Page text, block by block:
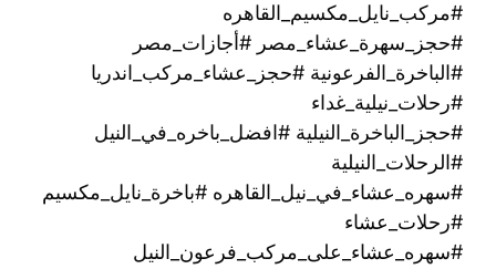
#مركب_نايل_مكسيم_القاهره
#حجز_سهرة_عشاء_مصر #أجازات_مصر
#الباخرة_الفرعونية #حجز_عشاء_مركب_اندريا
#رحلات_نيلية_غداء
#حجز_الباخرة_النيلية #افضل_باخره_في_النيل
#الرحلات_النيلية
#سهره_عشاء_في_نيل_القاهره‏ #باخرة_نايل_مكسيم
#رحلات_عشاء
#سهره_عشاء_على_مركب_فرعون_النيل